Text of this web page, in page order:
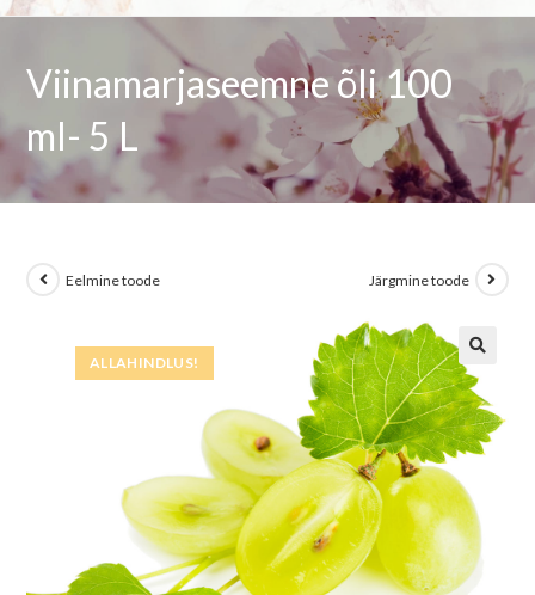
Viinamarjaseemne õli 100
ml- 5 L
ALLAHINDLUS!
Eelmine toode Järgmine toode